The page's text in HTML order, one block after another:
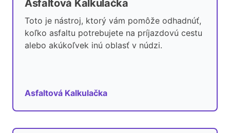
Asfaltová Kalkulačka
Toto je nástroj, ktorý vám pomôže odhadnúť,
koľko asfaltu potrebujete na príjazdovú cestu
alebo akúkoľvek inú oblasť v núdzi.
Asfaltová Kalkulačka